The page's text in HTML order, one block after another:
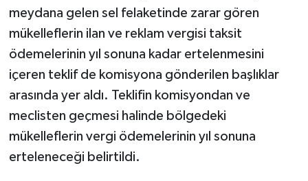
meydana gelen sel felaketinde zarar gören
mükelleflerin ilan ve reklam vergisi taksit
ödemelerinin yıl sonuna kadar ertelenmesini
içeren teklif de komisyona gönderilen başlıklar
arasında yer aldı. Teklifin komisyondan ve
meclisten geçmesi halinde bölgedeki
mükelleflerin vergi ödemelerinin yıl sonuna
erteleneceği belirtildi.